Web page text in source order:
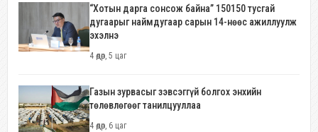
“Хотын дарга сонсож байна” 150150 тусгай
дугаарыг наймдугаар сарын 14-нөөс ажиллуулж
эхэлнэ
4 өдөр, 5 цаг
Газын зурвасыг зэвсэггүй болгох энхийн
төлөвлөгөөг танилцууллаа
4 өдөр, 6 цаг